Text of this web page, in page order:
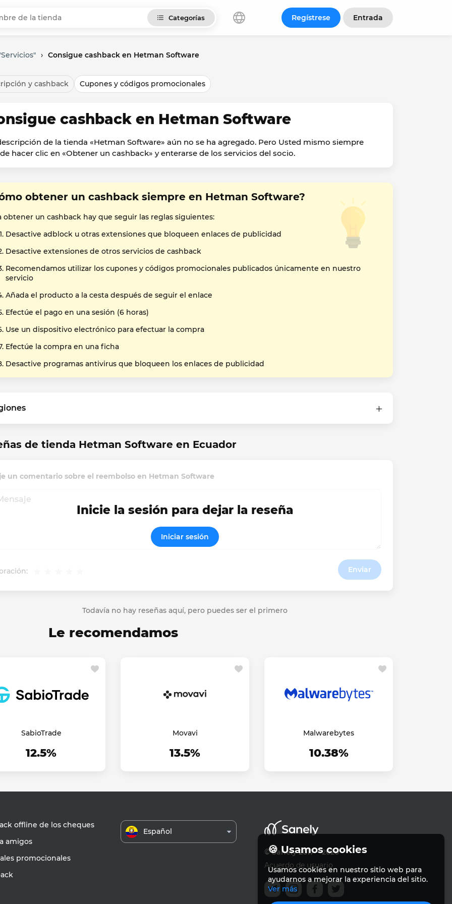
Categorías Regístrese Entrada
› Consigue cashback en Hetman Software
y cashback Cupones y códigos promocionales
cashback en Hetman Software
de la tienda «Hetman Software» aún no se ha agregado. Pero Usted mismo siempre
hacer clic en «Obtener un cashback» y enterarse de los servicios del socio.
obtener un cashback siempre en Hetman Software?
obtener un cashback hay que seguir las reglas siguientes:
Desactive adblock u otras extensiones que bloqueen enlaces de publicidad
Desactive extensiones de otros servicios de cashback
Recomendamos utilizar los cupones y códigos promocionales publicados únicamente en nuestro
servicio
Añada el producto a la cesta después de seguir el enlace
Efectúe el pago en una sesión (6 horas)
Use un dispositivo electrónico para efectuar la compra
Efectúe la compra en una ficha
Desactive programas antivirus que bloqueen los enlaces de publicidad
de tienda Hetman Software en Ecuador
un comentario sobre el reembolso en Hetman Software
Enviar
Inicie la sesión para dejar la reseña
Iniciar sesión
Todavía no hay reseñas aquí, pero puedes ser el primero
Le recomendamos
SabioTrade
12.5%
Movavi
13.5%
Malwarebytes
10.38%
offline de los cheques
amigos
promocionales
Español
© Sanely 2017 – 2026
Acuerdo de usuario
🍪 Usamos cookies
Usamos cookies en nuestro sitio web para
ayudarnos a mejorar la experiencia del sitio.
Ver más